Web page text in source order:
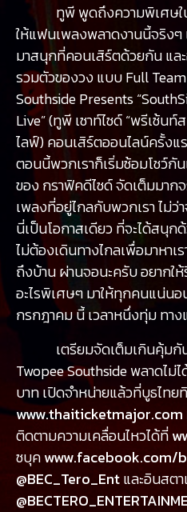
ทูพี พูดถึงความพิเศษใ
ให้แฟนเพลงพลาดงานนี้จริงๆ
มาสนุกที่คอนเสิร์ตด้วยกัน แล
รวมตัวของวง แบบ Full
Southside Presents
Live” (ทูพี เซาท์ไซด์ “พรีเซ้น
ไลฟ์) คอนเสิร์ตออนไลน์ครั้ง
ตอนนี้พวกเราก็เริ่มซ้อมโชว์กั
ของ กราฟิคดีไซด์ จัดเต็มมา
เพลงที่อยู่ไกลกับพวกเรา ไม่ว่
นี่เป็นโอกาสเดียว ที่จะได้สนุ
ไม่ต้องเดินทางไกลเพื่อมาหาเ
ถึงบ้าน ผ่านจอนะครับ อยากใ
อะไรพิเศษๆ มาให้ทุกคนแน่น
กรกฎาคม นี้ เวลาหนึ่งทุ่ม ทาง
เตรียมจัดเต็มเกินคุ้ม
Twopee Southside พลาดไม่
บาท เปิดจำหน่ายแล้วที่บูธไทย
www.thaiticketmajor.com
ติดตามความเคลื่อนไหวได้ที่
ซบุคwww.facebook.com/
@BEC_Tero_Entและอินสต